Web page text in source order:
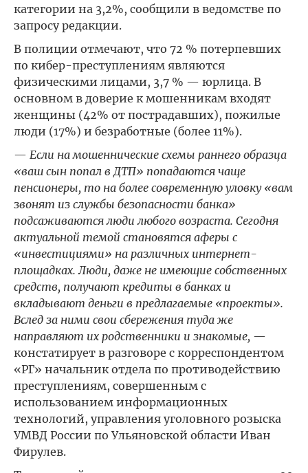
категории на 3,2%, сообщили в ведомстве по
запросу редакции.
В полиции отмечают, что 72 % потерпевших
по кибер-преступлениям являются
физическими лицами, 3,7 % — юрлица. В
основном в доверие к мошенникам входят
женщины (42% от пострадавших), пожилые
люди (17%) и безработные (более 11%).
— Если на мошеннические схемы раннего образца
«ваш сын попал в ДТП» попадаются чаще
пенсионеры, то на более современную уловку «вам
звонят из службы безопасности банка»
подсаживаются люди любого возраста. Сегодня
актуальной темой становятся аферы с
«инвестициями» на различных интернет-
площадках. Люди, даже не имеющие собственных
средств, получают кредиты в банках и
вкладывают деньги в предлагаемые «проекты».
Вслед за ними свои сбережения туда же
направляют их родственники и знакомые, —
констатирует в разговоре с корреспондентом
«РГ» начальник отдела по противодействию
преступлениям, совершенным с
использованием информационных
технологий, управления уголовного розыска
УМВД России по Ульяновской области Иван
Фирулев.